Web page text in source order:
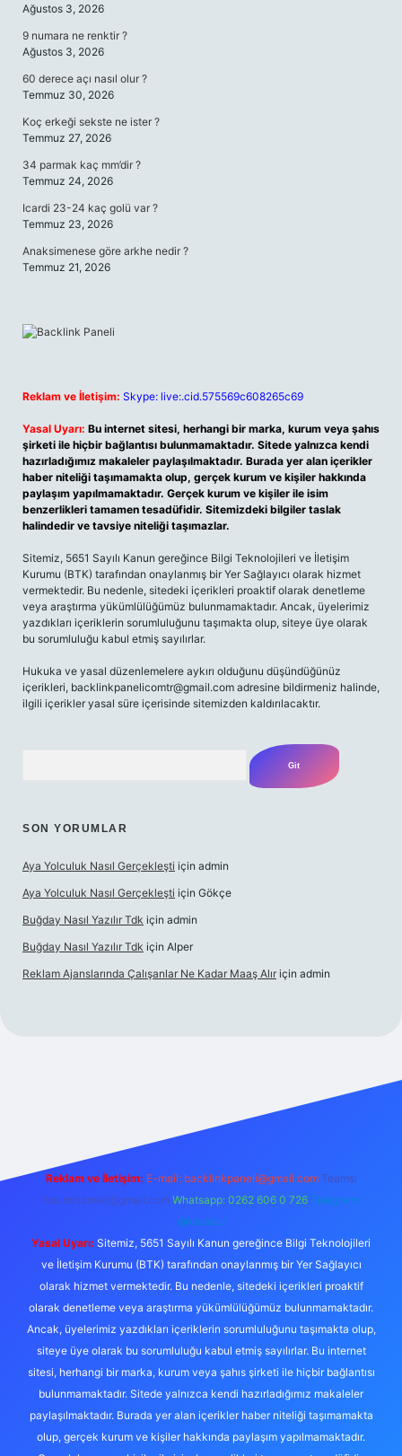
Ağustos 3, 2026
9 numara ne renktir ?
Ağustos 3, 2026
60 derece açı nasıl olur ?
Temmuz 30, 2026
Koç erkeği sekste ne ister ?
Temmuz 27, 2026
34 parmak kaç mm’dir ?
Temmuz 24, 2026
Icardi 23-24 kaç golü var ?
Temmuz 23, 2026
Anaksimenese göre arkhe nedir ?
Temmuz 21, 2026
Reklam ve İletişim: Skype: live:.cid.575569c608265c69
Yasal Uyarı: Bu internet sitesi, herhangi bir marka, kurum veya şahıs
şirketi ile hiçbir bağlantısı bulunmamaktadır. Sitede yalnızca kendi
hazırladığımız makaleler paylaşılmaktadır. Burada yer alan içerikler
haber niteliği taşımamakta olup, gerçek kurum ve kişiler hakkında
paylaşım yapılmamaktadır. Gerçek kurum ve kişiler ile isim
benzerlikleri tamamen tesadüfidir. Sitemizdeki bilgiler taslak
halindedir ve tavsiye niteliği taşımazlar.
Sitemiz, 5651 Sayılı Kanun gereğince Bilgi Teknolojileri ve İletişim
Kurumu (BTK) tarafından onaylanmış bir Yer Sağlayıcı olarak hizmet
vermektedir. Bu nedenle, sitedeki içerikleri proaktif olarak denetleme
veya araştırma yükümlülüğümüz bulunmamaktadır. Ancak, üyelerimiz
yazdıkları içeriklerin sorumluluğunu taşımakta olup, siteye üye olarak
bu sorumluluğu kabul etmiş sayılırlar.
Hukuka ve yasal düzenlemelere aykırı olduğunu düşündüğünüz
içerikleri, backlinkpanelicomtr@gmail.com adresine bildirmeniz halinde,
ilgili içerikler yasal süre içerisinde sitemizden kaldırılacaktır.
SON YORUMLAR
Aya Yolculuk Nasıl Gerçekleşti için admin
Aya Yolculuk Nasıl Gerçekleşti için Gökçe
Buğday Nasıl Yazılır Tdk için admin
Buğday Nasıl Yazılır Tdk için Alper
Reklam Ajanslarında Çalışanlar Ne Kadar Maaş Alır için admin
Reklam ve İletişim: E-mail: backlinkpaneli@gmail.com Teams:
forumhizmeti@gmail.com Whatsapp: 0262 606 0 726 Telegram:
@karabul
Yasal Uyarı: Sitemiz, 5651 Sayılı Kanun gereğince Bilgi Teknolojileri
ve İletişim Kurumu (BTK) tarafından onaylanmış bir Yer Sağlayıcı
olarak hizmet vermektedir. Bu nedenle, sitedeki içerikleri proaktif
olarak denetleme veya araştırma yükümlülüğümüz bulunmamaktadır.
Ancak, üyelerimiz yazdıkları içeriklerin sorumluluğunu taşımakta olup,
siteye üye olarak bu sorumluluğu kabul etmiş sayılırlar. Bu internet
sitesi, herhangi bir marka, kurum veya şahıs şirketi ile hiçbir bağlantısı
bulunmamaktadır. Sitede yalnızca kendi hazırladığımız makaleler
paylaşılmaktadır. Burada yer alan içerikler haber niteliği taşımamakta
olup, gerçek kurum ve kişiler hakkında paylaşım yapılmamaktadır.